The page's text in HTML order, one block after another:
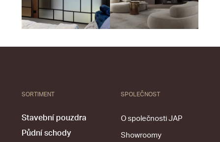
SORTIMENT
Stavební pouzdra
Půdní schody
SPOLEČNOST
O společnosti JAP
Showroomy